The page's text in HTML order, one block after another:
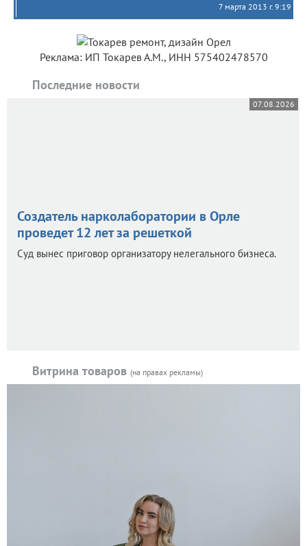
7 марта 2013 г. 9:19
Реклама: ИП Токарев А.М., ИНН 575402478570
Последние новости
07.08.2026
Создатель нарколаборатории в Орле
проведет 12 лет за решеткой
Суд вынес приговор организатору нелегального бизнеса.
Витрина товаров (на правах рекламы)